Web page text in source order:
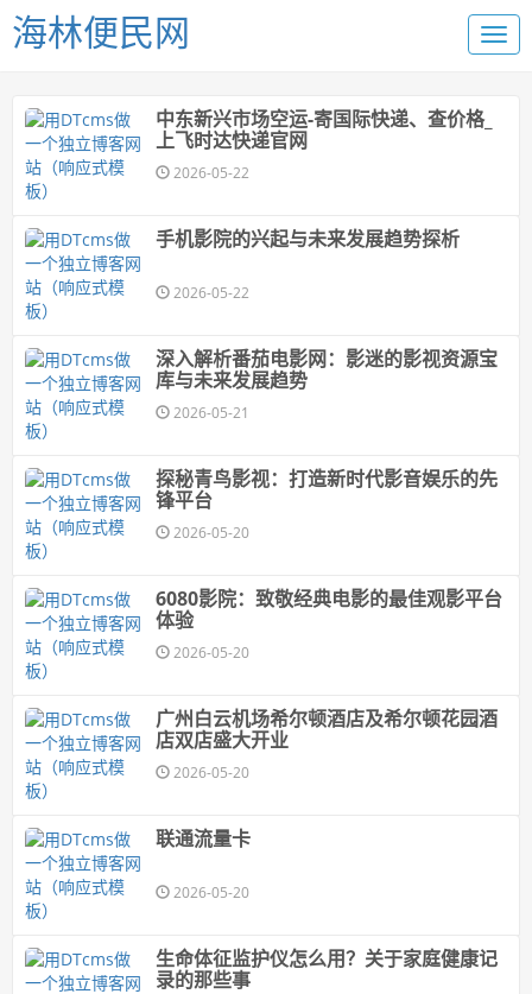
海林便民网
中东新兴市场空运-寄国际快递、查价格_
上飞时达快递官网
2026-05-22
手机影院的兴起与未来发展趋势探析
2026-05-22
深入解析番茄电影网：影迷的影视资源宝
库与未来发展趋势
2026-05-21
探秘青鸟影视：打造新时代影音娱乐的先
锋平台
2026-05-20
6080影院：致敬经典电影的最佳观影平台
体验
2026-05-20
广州白云机场希尔顿酒店及希尔顿花园酒
店双店盛大开业
2026-05-20
联通流量卡
2026-05-20
生命体征监护仪怎么用？关于家庭健康记
录的那些事